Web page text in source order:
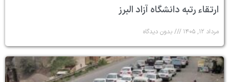
ارتقاء رتبه دانشگاه آزاد البرز
مرداد ۱۲, ۱۴۰۵ بدون دیدگاه